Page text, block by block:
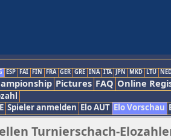
ESP FAI FIN FRA GER GRE INA ITA JPN MKD LTU
Pictures FAQ Online
Spieler anmelden Elo AUT Elo Vorschau
Turnierschach-